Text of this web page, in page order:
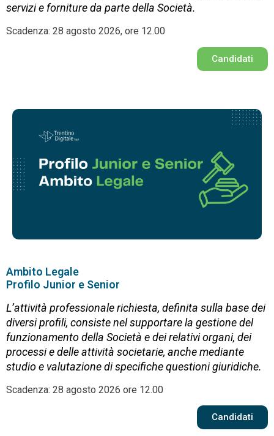
servizi e forniture da parte della Società.
Scadenza: 28 agosto 2026, ore 12.00
Candidati
Ambito Legale
Profilo Junior e Senior
L’attività professionale richiesta, definita sulla base dei
diversi profili, consiste nel supportare la gestione del
funzionamento della Società e dei relativi organi, dei
processi e delle attività societarie, anche mediante
studio e valutazione di specifiche questioni giuridiche.
Scadenza: 28 agosto 2026 ore 12.00
Candidati